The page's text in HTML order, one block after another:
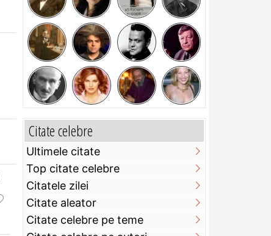
Citate celebre
Ultimele citate
Top citate celebre
Citatele zilei
Citate aleator
Citate celebre pe teme